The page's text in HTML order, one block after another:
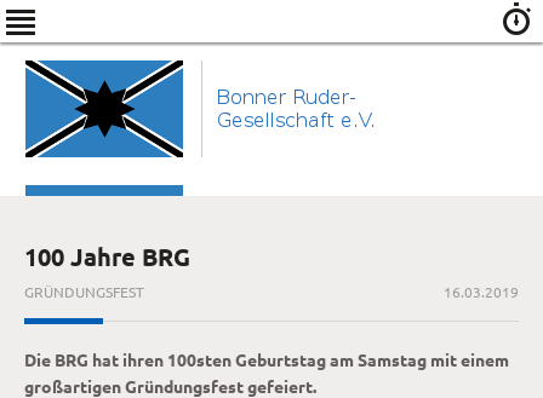
100 Jahre BRG
GRÜNDUNGSFEST 16.03.2019
Die BRG hat ihren 100sten Geburtstag am Samstag mit einem
großartigen Gründungsfest gefeiert.